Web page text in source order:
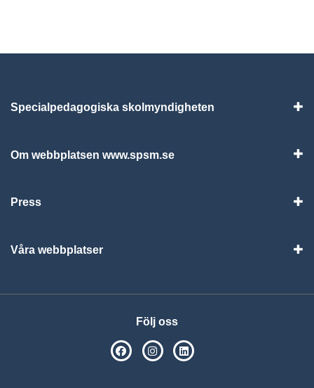
Specialpedagogiska skolmyndigheten
Om webbplatsen www.spsm.se
Press
Våra webbplatser
Följ oss
SPSM på Facebook
SPSM på Instagram